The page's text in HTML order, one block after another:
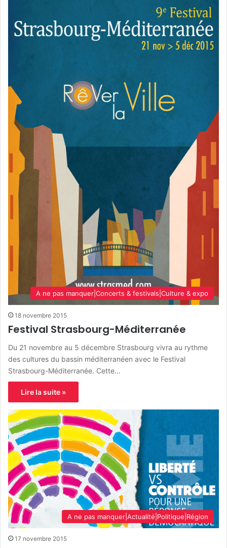
A ne pas manquer|Concerts & festivals|Culture & expo
18 novembre 2015
Festival Strasbourg-Méditerranée
Du 21 novembre au 5 décembre Strasbourg vivra au rythme
des cultures du bassin méditerranéen avec le Festival
Strasbourg-Méditerranée. Cette…
Lire la suite »
A ne pas manquer|Actualité|Politique|Région
17 novembre 2015